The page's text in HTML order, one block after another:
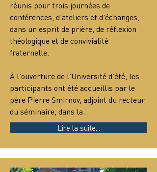
réunis pour trois journées de
conférences, d'ateliers et d'échanges,
dans un esprit de prière, de réflexion
théologique et de convivialité
fraternelle.
À l'ouverture de l'Université d'été, les
participants ont été accueillis par le
père Pierre Smirnov, adjoint du recteur
du séminaire, dans la…
Lire la suite...